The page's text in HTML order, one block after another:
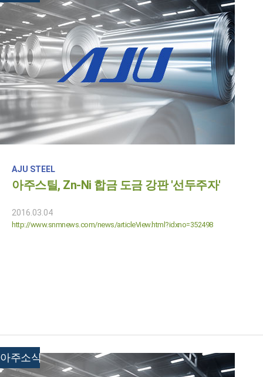
AJU STEEL
아주스틸, Zn-Ni 합금 도금 강판 '선두주자'
2016.03.04
http://www.snmnews.com/news/articleView.html?idxno=352498
아주소식